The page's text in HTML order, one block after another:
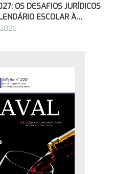
OS DESAFIOS JURÍDICOS
ESCOLAR À…